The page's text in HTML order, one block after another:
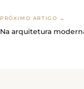
PRÓXIMO ARTIGO →
Na arquitetura